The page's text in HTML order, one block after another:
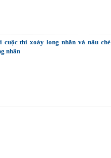
cuộc thi xoáy long nhãn và nấu chè
nhãn